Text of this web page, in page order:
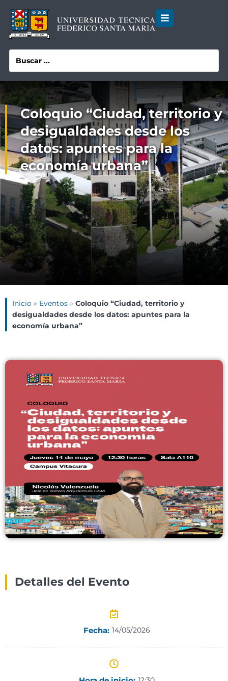
Coloquio “Ciudad, territorio y
desigualdades desde los
datos: apuntes para la
economía urbana”
Inicio » Eventos » Coloquio “Ciudad, territorio y
desigualdades desde los datos: apuntes para la
economía urbana”
Detalles del Evento
Fecha: 14/05/2026